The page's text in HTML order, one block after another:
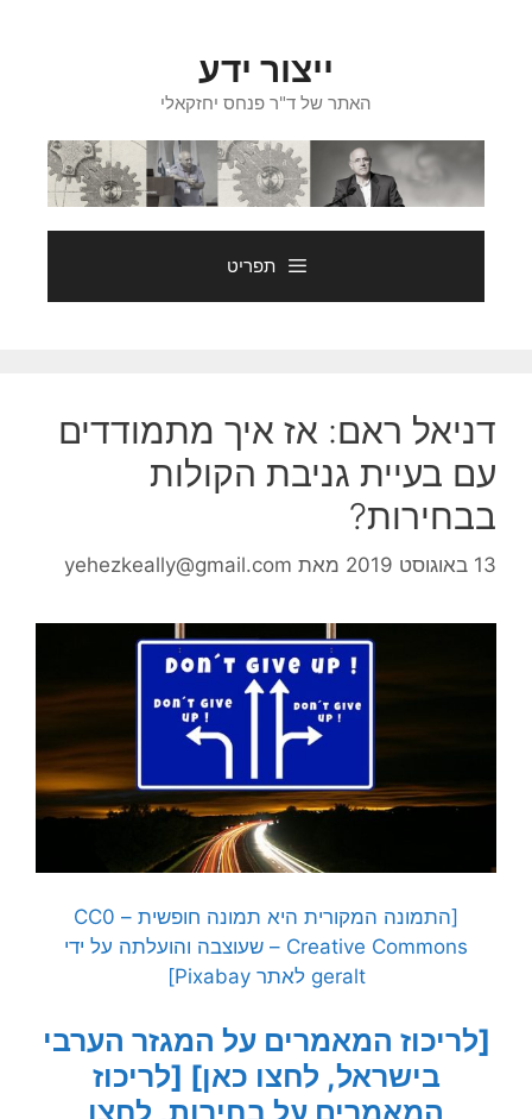
ייצור ידע
האתר של ד"ר פנחס יחזקאלי
תפריט
דניאל ראם: אז איך מתמודדים
עם בעיית גניבת הקולות
בבחירות?
13 באוגוסט 2019 מאת yehezkeally@gmail.com
[התמונה המקורית היא תמונה חופשית – CC0
Creative Commons – שעוצבה והועלתה על ידי
geralt לאתר Pixabay]
[לריכוז המאמרים על המגזר הערבי
בישראל, לחצו כאן] [לריכוז
המאמרים על בחירות, לחצו